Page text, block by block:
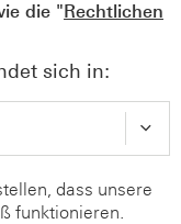
die "Rechtlichen
sich in:
dass unsere
funktionieren.